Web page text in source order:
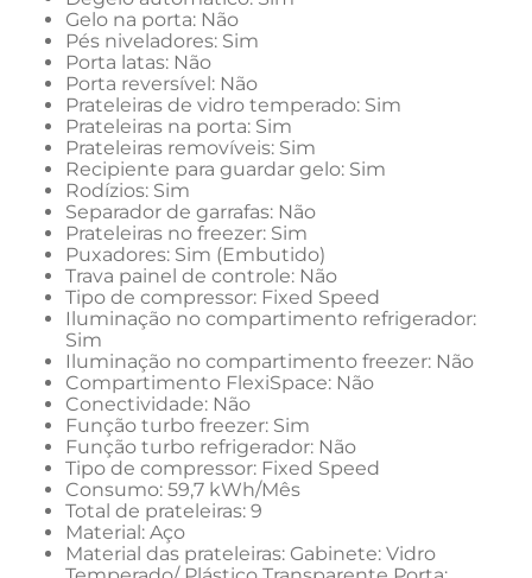
Gelo na porta: Não
Pés niveladores: Sim
Porta latas: Não
Porta reversível: Não
Prateleiras de vidro temperado: Sim
Prateleiras na porta: Sim
Prateleiras removíveis: Sim
Recipiente para guardar gelo: Sim
Rodízios: Sim
Separador de garrafas: Não
Prateleiras no freezer: Sim
Puxadores: Sim (Embutido)
Trava painel de controle: Não
Tipo de compressor: Fixed Speed
Iluminação no compartimento refrigerador:
Sim
Iluminação no compartimento freezer: Não
Compartimento FlexiSpace: Não
Conectividade: Não
Função turbo freezer: Sim
Função turbo refrigerador: Não
Tipo de compressor: Fixed Speed
Consumo: 59,7 kWh/Mês
Total de prateleiras: 9
Material: Aço
Material das prateleiras: Gabinete: Vidro